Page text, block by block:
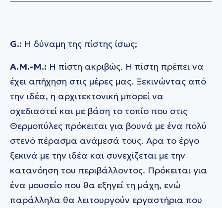
G.: Η δύναμη της πίστης ίσως;
A.M.-M.: Η πίστη ακριβώς. Η πίστη πρέπει να
έχει απήχηση στις μέρες μας. Ξεκινώντας από
την ιδέα, η αρχιτεκτονική μπορεί να
σχεδιαστεί και με βάση το τοπίο που στις
Θερμοπύλες πρόκειται για βουνά με ένα πολύ
στενό πέρασμα ανάμεσά τους. Αρα το έργο
ξεκινά με την ιδέα και συνεχίζεται με την
κατανόηση του περιβάλλοντος. Πρόκειται για
ένα μουσείο που θα εξηγεί τη μάχη, ενώ
παράλληλα θα λειτουργούν εργαστήρια που